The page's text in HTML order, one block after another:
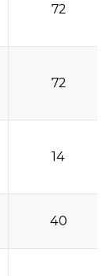
72
72
14
40